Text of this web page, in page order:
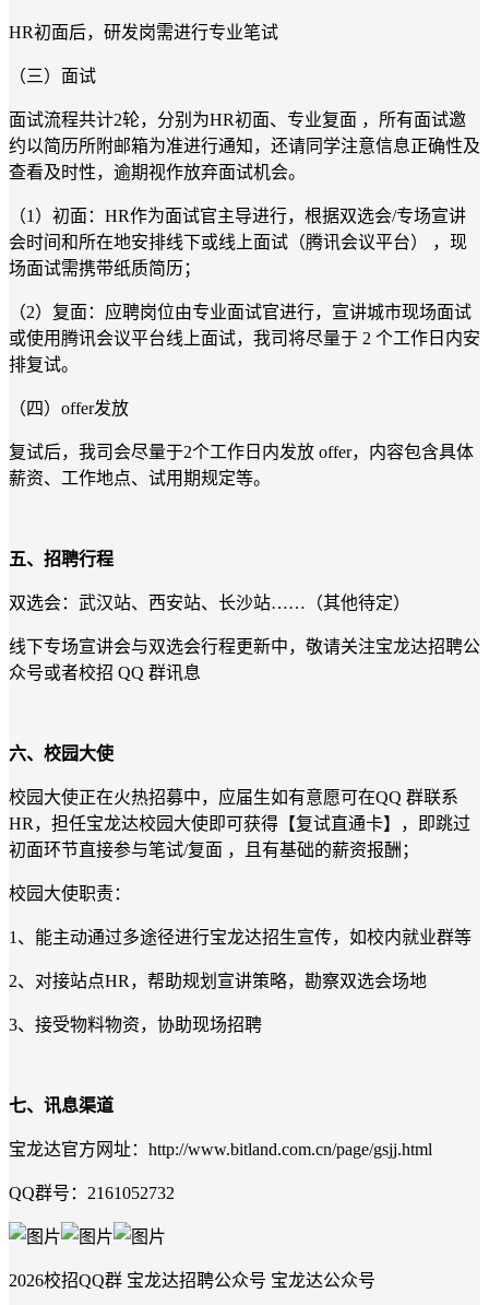
HR初面后，研发岗需进行专业笔试
（三）面试
面试流程共计2轮，分别为HR初面、专业复面 ，所有面试邀
约以简历所附邮箱为准进行通知，还请同学注意信息正确性及
查看及时性，逾期视作放弃面试机会。
（1）初面：HR作为面试官主导进行，根据双选会/专场宣讲
会时间和所在地安排线下或线上面试（腾讯会议平台） ，现
场面试需携带纸质简历；
（2）复面：应聘岗位由专业面试官进行，宣讲城市现场面试
或使用腾讯会议平台线上面试，我司将尽量于 2 个工作日内安
排复试。
（四）offer发放
复试后，我司会尽量于2个工作日内发放 offer，内容包含具体
薪资、工作地点、试用期规定等。
五、招聘行程
双选会：武汉站、西安站、长沙站……（其他待定）
线下专场宣讲会与双选会行程更新中，敬请关注宝龙达招聘公
众号或者校招 QQ 群讯息
六、校园大使
校园大使正在火热招募中，应届生如有意愿可在QQ 群联系
HR，担任宝龙达校园大使即可获得【复试直通卡】，即跳过
初面环节直接参与笔试/复面 ，且有基础的薪资报酬；
校园大使职责：
1、能主动通过多途径进行宝龙达招生宣传，如校内就业群等
2、对接站点HR，帮助规划宣讲策略，勘察双选会场地
3、接受物料物资，协助现场招聘
七、讯息渠道
宝龙达官方网址：http://www.bitland.com.cn/page/gsjj.html
QQ群号：2161052732
2026校招QQ群 宝龙达招聘公众号 宝龙达公众号